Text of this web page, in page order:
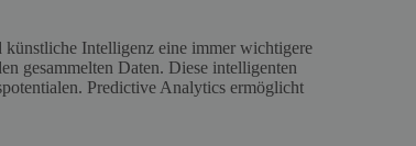
Intelligenz eine immer wichtigere
gesammelten Daten. Diese intelligenten
Predictive Analytics ermöglicht